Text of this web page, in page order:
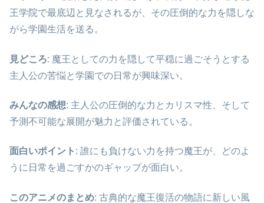
王学院で最底辺と見なされるが、その圧倒的な力を隠しな
がら学園生活を送る。
見どころ: 魔王としての力を隠して平穏に過ごそうとする
主人公の苦悩と学園での日常が興味深い。
みんなの感想: 主人公の圧倒的な力とカリスマ性、そして
予測不可能な展開が魅力と評価されている。
面白いポイント : 誰にも負けない力を持つ魔王が、どのよ
うに日常を過ごすかのギャップが面白い。
このアニメのまとめ: 古典的な魔王復活の物語に新しい風